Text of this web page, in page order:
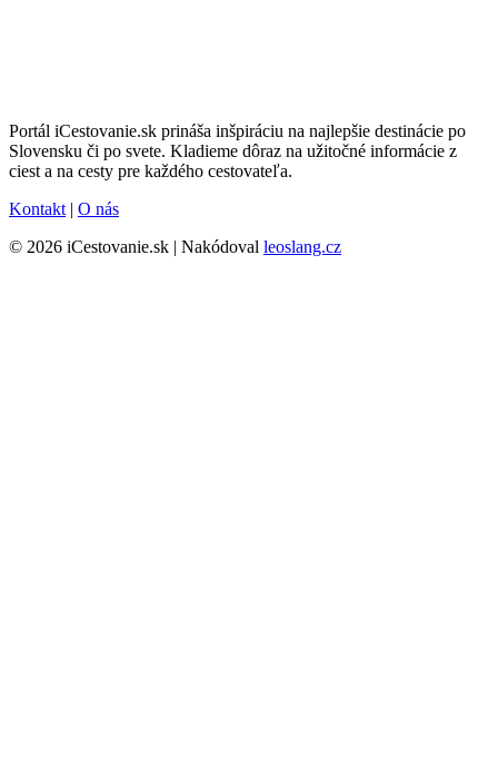
Portál iCestovanie.sk prináša inšpiráciu na najlepšie destinácie po
Slovensku či po svete. Kladieme dôraz na užitočné informácie z
ciest a na cesty pre každého cestovateľa.
Kontakt | O nás
© 2026 iCestovanie.sk | Nakódoval leoslang.cz